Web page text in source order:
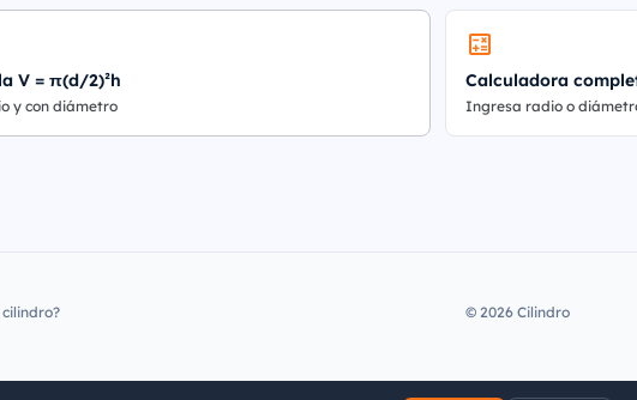
V = π(d/2)²h
y con diámetro
Calculadora
Ingresa radio o
cilindro? © 2026 Cilindro